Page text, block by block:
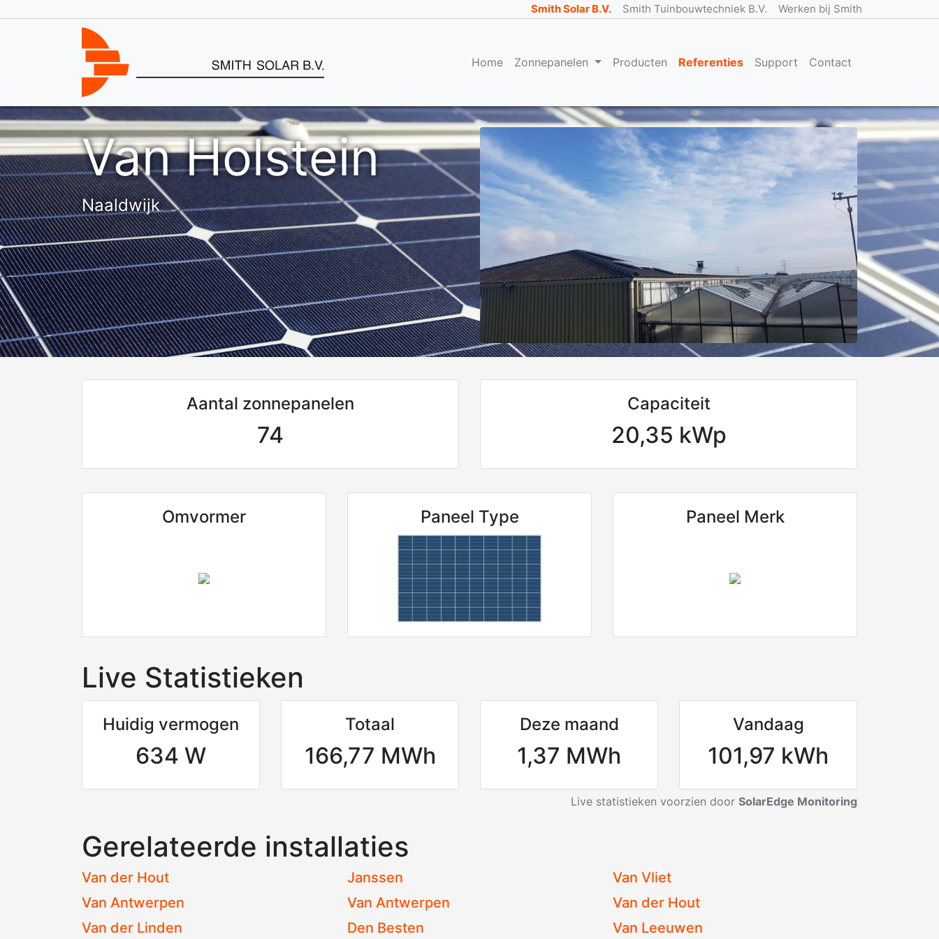
Smith Solar B.V. Smith Tuinbouwtechniek B.V. Werken bij Smith
Home Zonnepanelen Producten Referenties Support Contact
Van Holstein
Naaldwijk
Aantal zonnepanelen
74
Capaciteit
20,35 kWp
Omvormer Paneel Type Paneel Merk
Live Statistieken
Huidig vermogen
634 W
Totaal
166,77 MWh
Deze maand
1,37 MWh
Vandaag
101,97 kWh
Live statistieken voorzien door SolarEdge Monitoring
Gerelateerde installaties
Van der Hout Janssen
Van Vliet
Van Antwerpen
Van Antwerpen
Van der Hout
Van der Linden
Den Besten Van Leeuwen